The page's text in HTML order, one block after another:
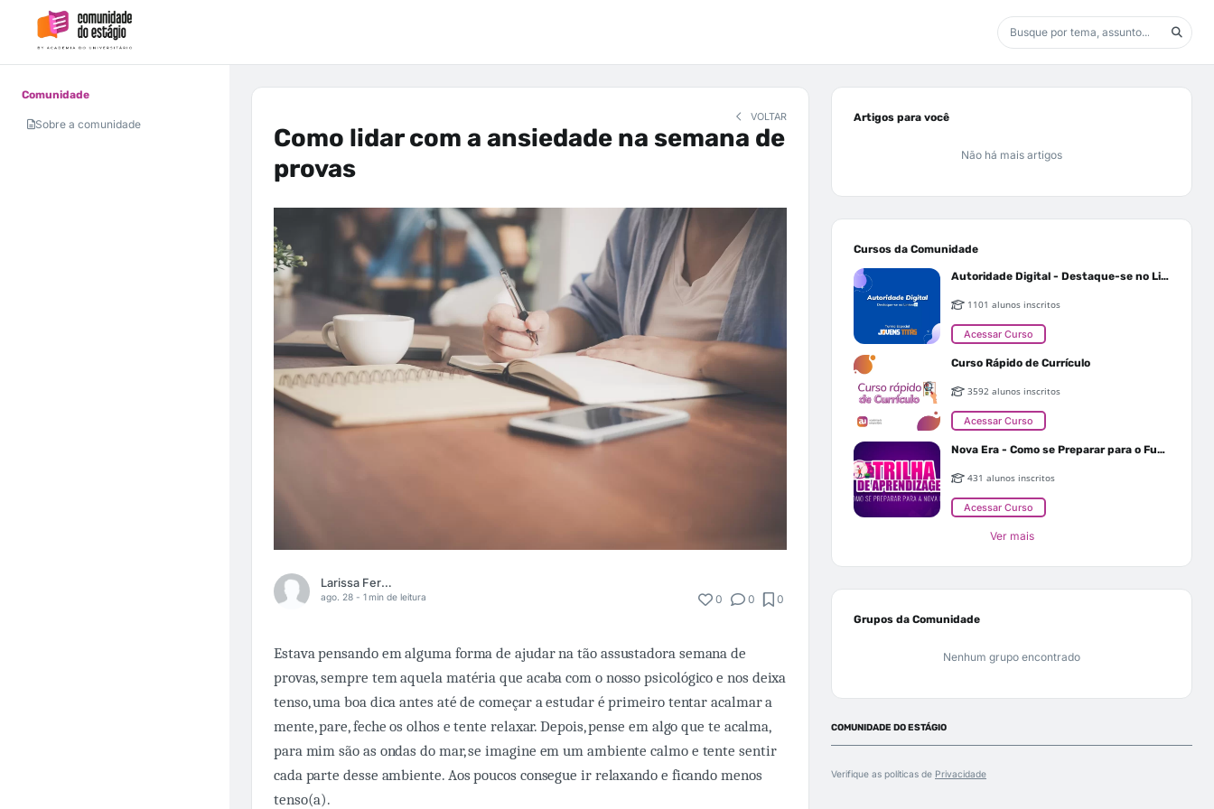
Comunidade
Sobre a comunidade
VOLTAR
Como lidar com a ansiedade na semana de
provas
Larissa Fernandes
ago. 28 - 1 min de leitura 0 0 0
Estava pensando em alguma forma de ajudar na tão assustadora semana de
provas, sempre tem aquela matéria que acaba com o nosso psicológico e nos deixa
tenso, uma boa dica antes até de começar a estudar é primeiro tentar acalmar a
mente, pare, feche os olhos e tente relaxar. Depois, pense em algo que te acalma,
para mim são as ondas do mar, se imagine em um ambiente calmo e tente sentir
cada parte desse ambiente. Aos poucos consegue ir relaxando e ficando menos
tenso(a).
Artigos para você
Não há mais artigos
Cursos da Comunidade
Autoridade Digital - Destaque-se no Linkedin
1101 alunos inscritos
Acessar Curso
Curso Rápido de Currículo
3592 alunos inscritos
Acessar Curso
Nova Era - Como se Preparar para o Futuro
431 alunos inscritos
Acessar Curso
Ver mais
Grupos da Comunidade
Nenhum grupo encontrado
COMUNIDADE DO ESTÁGIO
Verifique as políticas de Privacidade